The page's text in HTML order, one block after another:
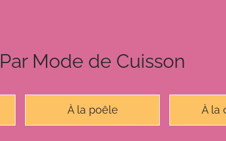
Par Mode de Cuisson
À la poêle À la